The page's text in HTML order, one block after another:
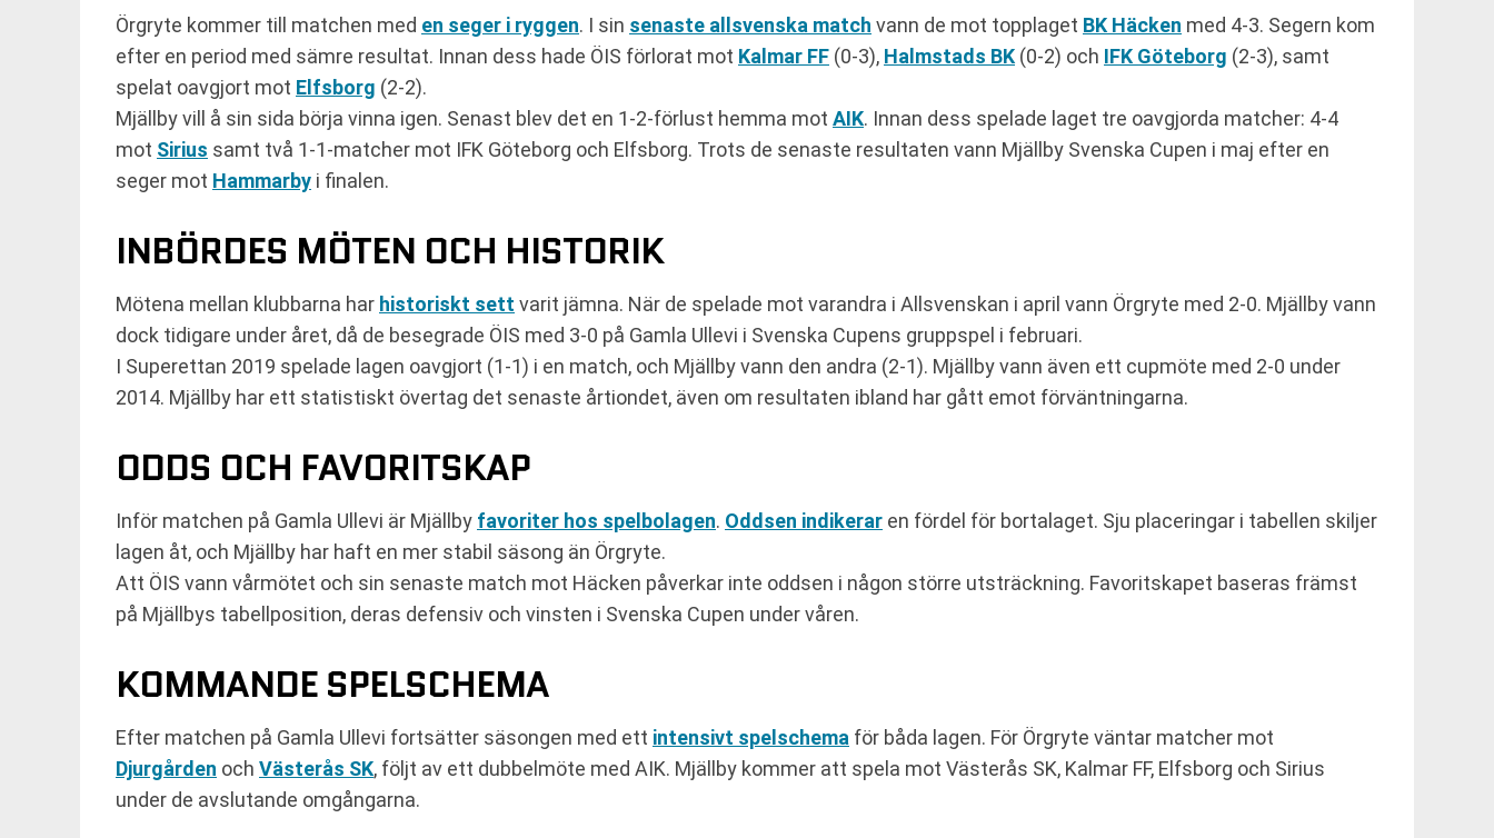
Örgryte kommer till matchen med en seger i ryggen. I sin senaste allsvenska match vann de mot topplaget BK Häcken med 4-3. Segern kom
efter en period med sämre resultat. Innan dess hade ÖIS förlorat mot Kalmar FF (0-3), Halmstads BK (0-2) och IFK Göteborg (2-3), samt
spelat oavgjort mot Elfsborg (2-2).
Mjällby vill å sin sida börja vinna igen. Senast blev det en 1-2-förlust hemma mot AIK. Innan dess spelade laget tre oavgjorda matcher: 4-4
mot Sirius samt två 1-1-matcher mot IFK Göteborg och Elfsborg. Trots de senaste resultaten vann Mjällby Svenska Cupen i maj efter en
seger mot Hammarby i finalen.
INBÖRDES MÖTEN OCH HISTORIK
Mötena mellan klubbarna har historiskt sett varit jämna. När de spelade mot varandra i Allsvenskan i april vann Örgryte med 2-0. Mjällby vann
dock tidigare under året, då de besegrade ÖIS med 3-0 på Gamla Ullevi i Svenska Cupens gruppspel i februari.
I Superettan 2019 spelade lagen oavgjort (1-1) i en match, och Mjällby vann den andra (2-1). Mjällby vann även ett cupmöte med 2-0 under
2014. Mjällby har ett statistiskt övertag det senaste årtiondet, även om resultaten ibland har gått emot förväntningarna.
ODDS OCH FAVORITSKAP
Inför matchen på Gamla Ullevi är Mjällby favoriter hos spelbolagen. Oddsen indikerar en fördel för bortalaget. Sju placeringar i tabellen skiljer
lagen åt, och Mjällby har haft en mer stabil säsong än Örgryte.
Att ÖIS vann vårmötet och sin senaste match mot Häcken påverkar inte oddsen i någon större utsträckning. Favoritskapet baseras främst
på Mjällbys tabellposition, deras defensiv och vinsten i Svenska Cupen under våren.
KOMMANDE SPELSCHEMA
Efter matchen på Gamla Ullevi fortsätter säsongen med ett intensivt spelschema för båda lagen. För Örgryte väntar matcher mot
Djurgården och Västerås SK, följt av ett dubbelmöte med AIK. Mjällby kommer att spela mot Västerås SK, Kalmar FF, Elfsborg och Sirius
under de avslutande omgångarna.